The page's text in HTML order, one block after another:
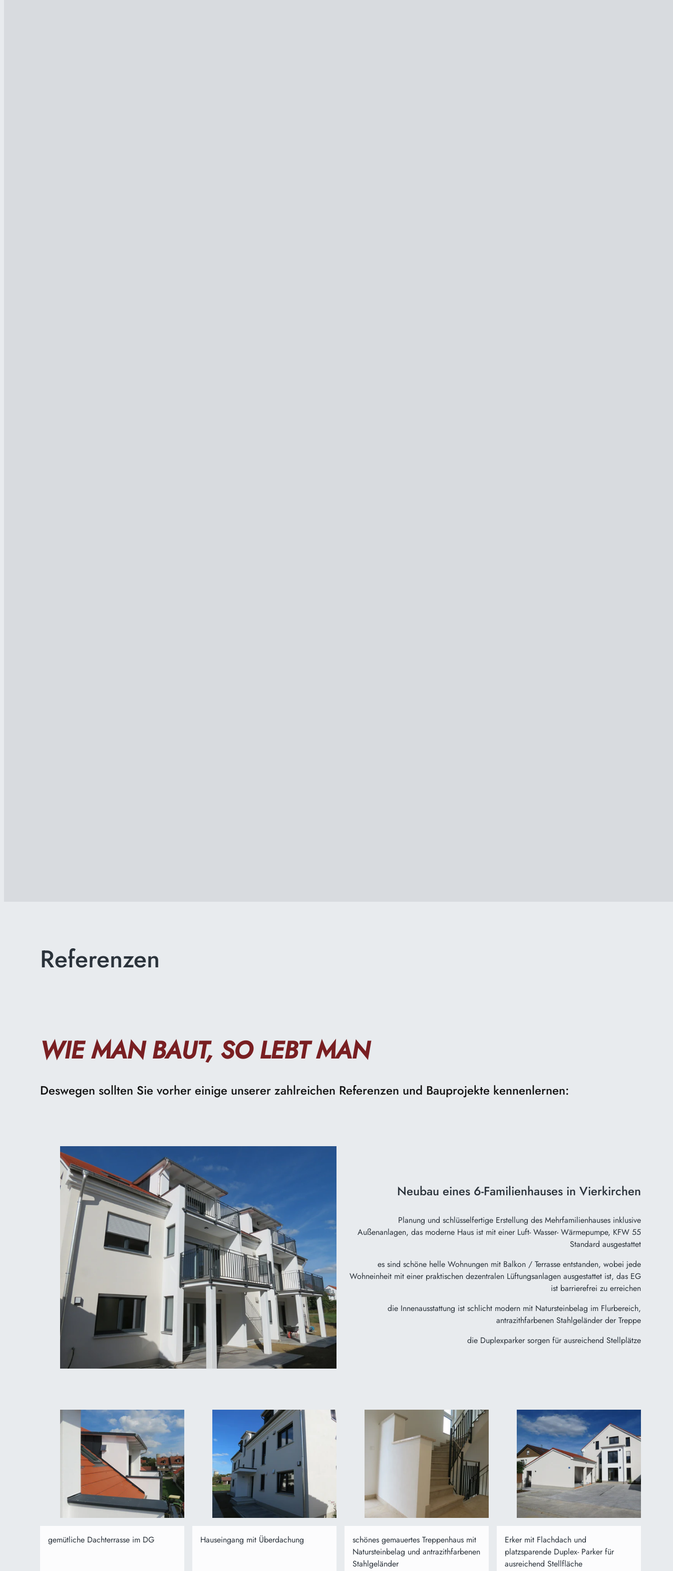
Referenzen
WIE MAN BAUT, SO LEBT MAN
Deswegen sollten Sie vorher einige unserer zahlreichen Referenzen und Bauprojekte kennenlernen:
Neubau eines 6-Familienhauses in Vierkirchen
Planung und schlüsselfertige Erstellung des Mehrfamilienhauses inklusive
Außenanlagen, das moderne Haus ist mit einer Luft- Wasser- Wärmepumpe, KFW 55
Standard ausgestattet
es sind schöne helle Wohnungen mit Balkon / Terrasse entstanden, wobei jede
Wohneinheit mit einer praktischen dezentralen Lüftungsanlagen ausgestattet ist, das EG
ist barrierefrei zu erreichen
die Innenausstattung ist schlicht modern mit Natursteinbelag im Flurbereich,
antrazithfarbenen Stahlgeländer der Treppe
die Duplexparker sorgen für ausreichend Stellplätze
gemütliche Dachterrasse im DG Hauseingang mit Überdachung
schönes gemauertes Treppenhaus mit
Natursteinbelag und antrazithfarbenen
Stahlgeländer
Erker mit Flachdach und
platzsparende Duplex- Parker für
ausreichend Stellfläche